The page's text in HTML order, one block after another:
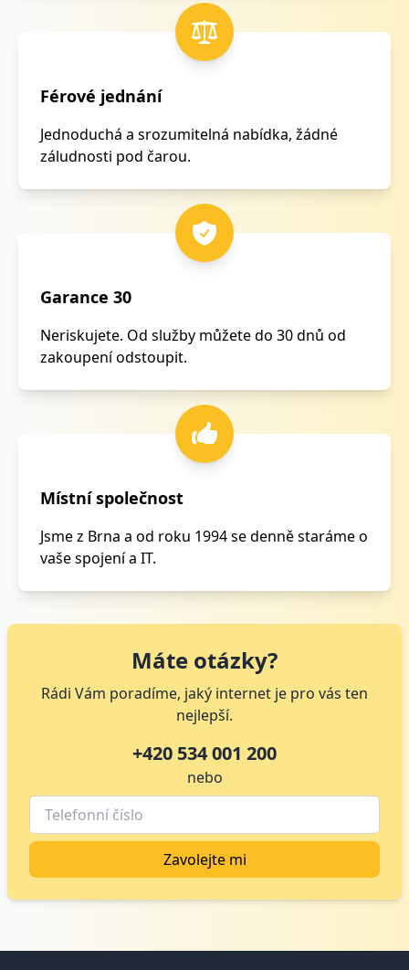
Férové jednání
Jednoduchá a srozumitelná nabídka, žádné
záludnosti pod čarou.
Garance 30
Neriskujete. Od služby můžete do 30 dnů od
zakoupení odstoupit.
Místní společnost
Jsme z Brna a od roku 1994 se denně staráme o
vaše spojení a IT.
Máte otázky?
Rádi Vám poradíme, jaký internet je pro vás ten
nejlepší.
+420 534 001 200
nebo
Zavolejte mi